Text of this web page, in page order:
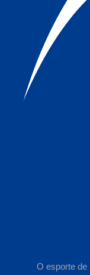
O esporte de